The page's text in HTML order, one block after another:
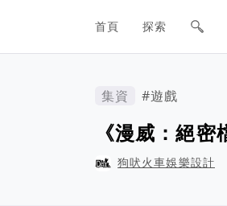
網站主要導航欄
首頁 探索
集資 #遊戲
《漫威：絕
狗吠火車娛樂設計